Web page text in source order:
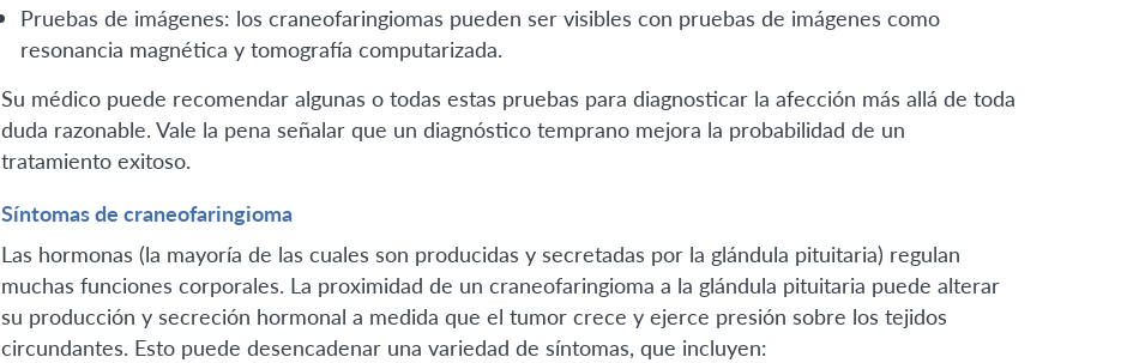
Pruebas de imágenes: los craneofaringiomas pueden ser visibles con pruebas de imágenes como
resonancia magnética y tomografía computarizada.
Su médico puede recomendar algunas o todas estas pruebas para diagnosticar la afección más allá de toda
duda razonable. Vale la pena señalar que un diagnóstico temprano mejora la probabilidad de un
tratamiento exitoso.
Síntomas de craneofaringioma
Las hormonas (la mayoría de las cuales son producidas y secretadas por la glándula pituitaria) regulan
muchas funciones corporales. La proximidad de un craneofaringioma a la glándula pituitaria puede alterar
su producción y secreción hormonal a medida que el tumor crece y ejerce presión sobre los tejidos
circundantes. Esto puede desencadenar una variedad de síntomas, que incluyen: